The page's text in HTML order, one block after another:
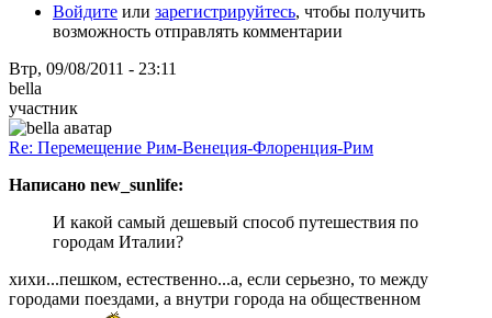
Войдите или зарегистрируйтесь, чтобы получить
возможность отправлять комментарии
Втр, 09/08/2011 - 23:11
bella
участник
Re: Перемещение Рим-Венеция-Флоренция-Рим
Написано new_sunlife:
И какой самый дешевый способ путешествия по
городам Италии?
хихи...пешком, естественно...а, если серьезно, то между
городами поездами, а внутри города на общественном